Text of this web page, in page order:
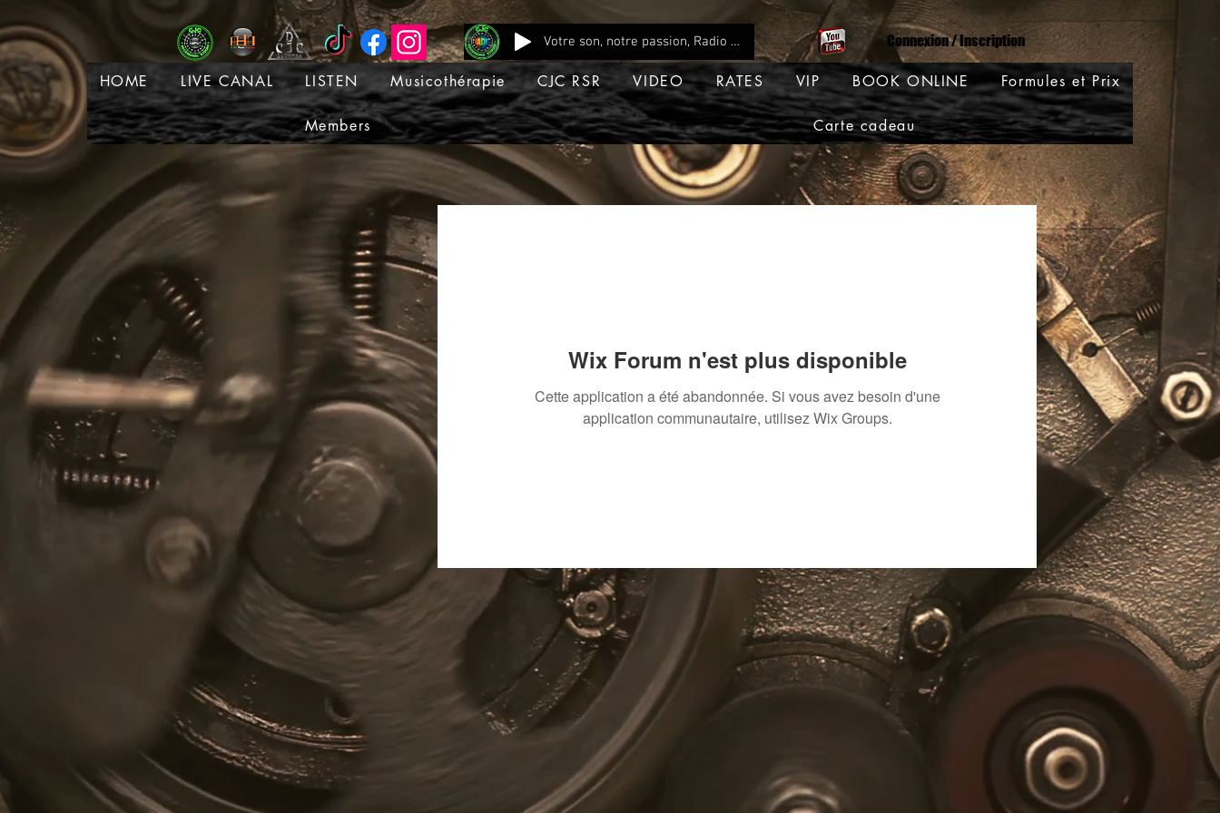
Votre son, notre passion, Radio CJC Recording Studio , là où chaque note prend vie ! Connexion / Inscription
HOME LIVE CANAL LISTEN Musicothérapie CJC RSR VIDEO RATES VIP BOOK ONLINE Formules et Prix
Members Carte cadeau
Wix Forum n'est plus disponible
Cette application a été abandonnée. Si vous avez besoin d'une
application communautaire, utilisez Wix Groups.